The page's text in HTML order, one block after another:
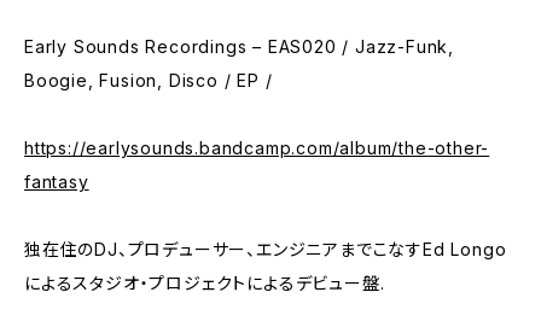
Early Sounds Recordings – EAS020 / Jazz-Funk,
Boogie, Fusion, Disco / EP /
https://earlysounds.bandcamp.com/album/the-other-
fantasy
独在住のDJ、プロデューサー、エンジニアまでこなすEd Longo
によるスタジオ・プロジェクトによるデビュー盤.